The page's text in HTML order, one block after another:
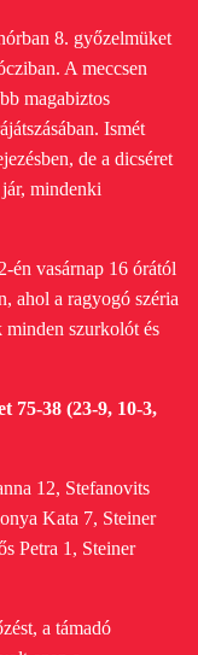
8. győzelmüket
A meccsen
magabiztos
Ismét
de a dicséret
mindenki
én vasárnap 16 órától
ahol a ragyogó széria
minden szurkolót és
75-38 (23-9, 10-3,
12, Stefanovits
Kata 7, Steiner
Petra 1, Steiner
a támadó